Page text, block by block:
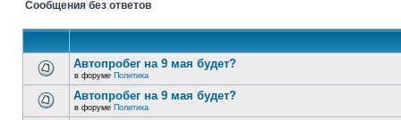
Сообщения без ответов
Автопробег на 9 мая будет?
в форуме Политика
Автопробег на 9 мая будет?
в форуме Политика